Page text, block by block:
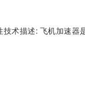
描述: 飞机加速器